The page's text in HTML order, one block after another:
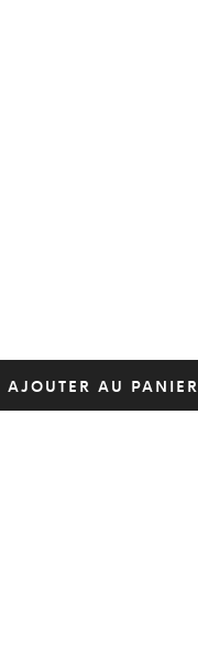
AJOUTER AU PANIER